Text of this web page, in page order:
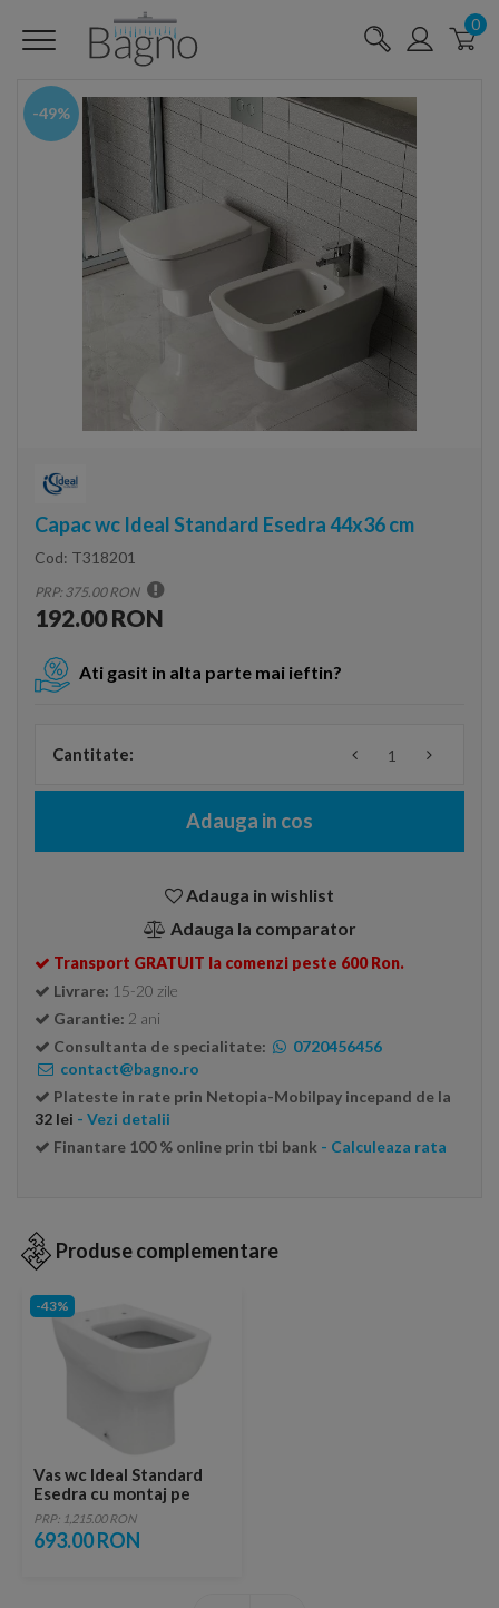
0
-49%
Capac wc Ideal Standard Esedra 44x36 cm
Cod: T318201
PRP: 375.00 RON
192.00 RON
Ati gasit in alta parte mai ieftin?
Cantitate:
Adauga in cos
Adauga in wishlist
Adauga la comparator
Transport GRATUIT la comenzi peste 600 Ron.
Livrare: 15-20 zile
Garantie: 2 ani
Consultanta de specialitate:
0720456456
contact@bagno.ro
Plateste in rate prin Netopia-Mobilpay incepand de la
32 lei - Vezi detalii
Finantare 100 % online prin tbi bank - Calculeaza rata
Produse complementare
-43%
Vas wc Ideal Standard
Esedra cu montaj pe
pardoseala 36x54 cm
PRP: 1,215.00 RON
693.00 RON